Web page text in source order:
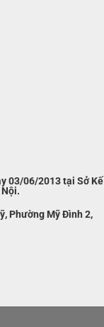
03/06/2013 tại Sở Kế
Phường Mỹ Đình 2,